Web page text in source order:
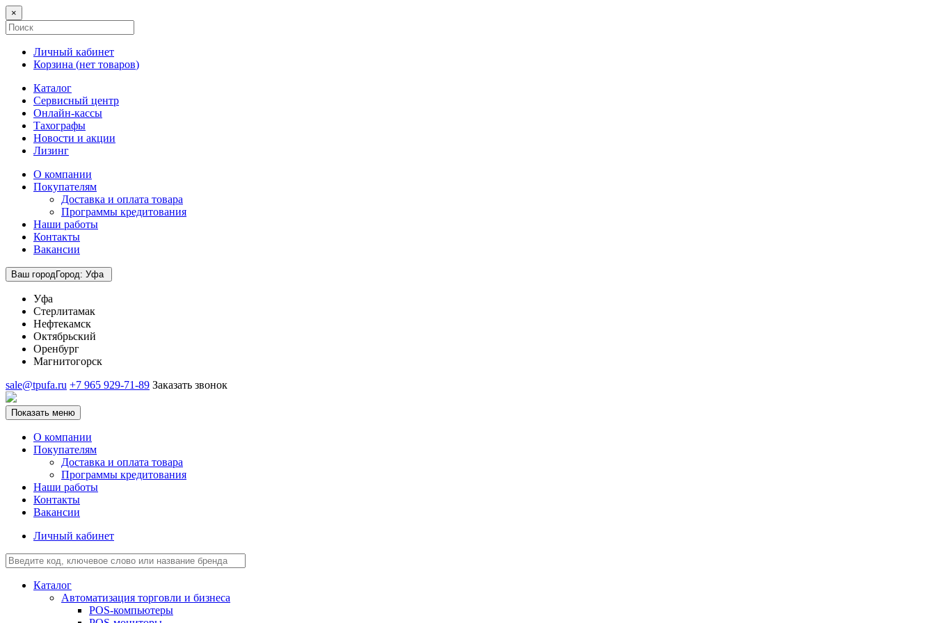
×
Личный кабинет
Корзина (нет товаров)
Каталог
Сервисный центр
Онлайн-кассы
Тахографы
Новости и акции
Лизинг
О компании
Покупателям
Доставка и оплата товара
Программы кредитования
Наши работы
Контакты
Вакансии
Ваш городГород: Уфа
Уфа
Стерлитамак
Нефтекамск
Октябрьский
Оренбург
Магнитогорск
sale@tpufa.ru +7 965 929-71-89 Заказать звонок
Показать меню
О компании
Покупателям
Доставка и оплата товара
Программы кредитования
Наши работы
Контакты
Вакансии
Личный кабинет
Каталог
Автоматизация торговли и бизнеса
POS-компьютеры